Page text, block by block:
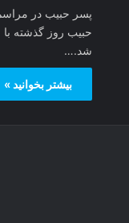
پسر حبیب در
حبیب روز گذشته با
شد.…
بیشتر بخوانید »